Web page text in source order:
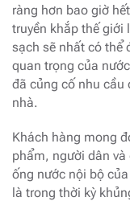
ràng hơn bao giờ
truyền khắp thế giới
sạch sẽ nhất có thể
quan trọng của
đã củng cố nhu cầu
nhà.
Khách hàng mong
phẩm, người dân
ống nước nội bộ
là trong thời kỳ